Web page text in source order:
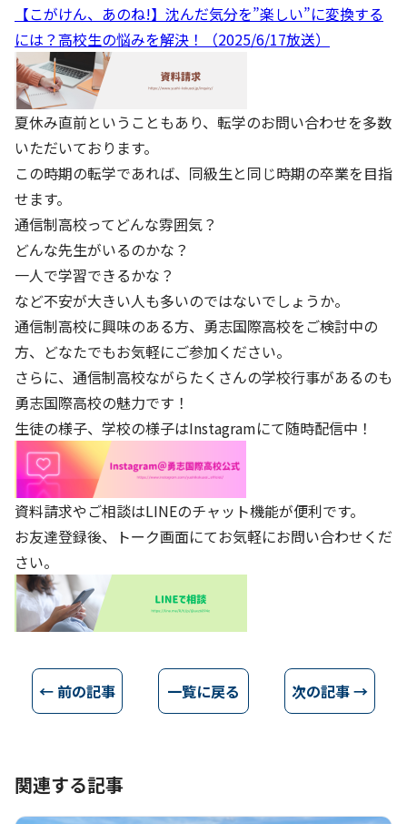
【こがけん、あのね!】沈んだ気分を”楽しい”に変換する
には？高校生の悩みを解決！（2025/6/17放送）
夏休み直前ということもあり、転学のお問い合わせを多数
いただいております。
この時期の転学であれば、同級生と同じ時期の卒業を目指
せます。
通信制高校ってどんな雰囲気？
どんな先生がいるのかな？
一人で学習できるかな？
など不安が大きい人も多いのではないでしょうか。
通信制高校に興味のある方、勇志国際高校をご検討中の
方、どなたでもお気軽にご参加ください。
さらに、通信制高校ながらたくさんの学校行事があるのも
勇志国際高校の魅力です！
生徒の様子、学校の様子はInstagramにて随時配信中！
資料請求やご相談はLINEのチャット機能が便利です。
お友達登録後、トーク画面にてお気軽にお問い合わせくだ
さい。
← 前の記事 一覧に戻る 次の記事 →
関連する記事